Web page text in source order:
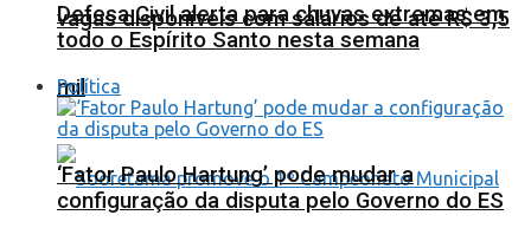
vagas disponíveis com salários de até R$ 3,5
mil
Defesa Civil alerta para chuvas extremas em
todo o Espírito Santo nesta semana
Política
‘Fator Paulo Hartung’ pode mudar a
configuração da disputa pelo Governo do ES